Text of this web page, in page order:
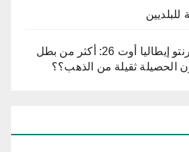
للبلديين
الألعاب المتوسطية تارنتو إيطاليا أوت 26: أكثر من بطل
الحصيلة ثقيلة من الذهب؟؟